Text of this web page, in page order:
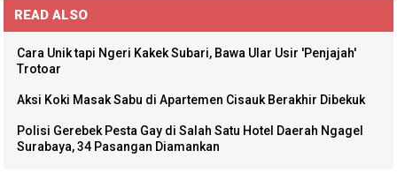
READ ALSO
Cara Unik tapi Ngeri Kakek Subari, Bawa Ular Usir 'Penjajah'
Trotoar
Aksi Koki Masak Sabu di Apartemen Cisauk Berakhir Dibekuk
Polisi Gerebek Pesta Gay di Salah Satu Hotel Daerah Ngagel
Surabaya, 34 Pasangan Diamankan